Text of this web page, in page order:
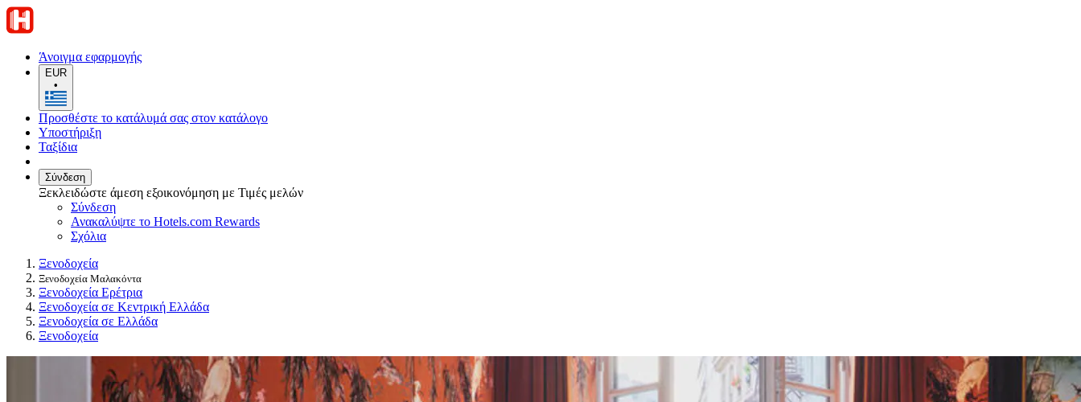
Άνοιγμα εφαρμογής
EUR
•
Προσθέστε το κατάλυμά σας στον κατάλογο
Υποστήριξη
Ταξίδια
Σύνδεση
Ξεκλειδώστε άμεση εξοικονόμηση με Τιμές μελών
Σύνδεση
Ανακαλύψτε το Hotels.com Rewards
Σχόλια
Ξενοδοχεία
Ξενοδοχεία Μαλακόντα
Ξενοδοχεία Ερέτρια
Ξενοδοχεία σε Κεντρική Ελλάδα
Ξενοδοχεία σε Ελλάδα
Ξενοδοχεία